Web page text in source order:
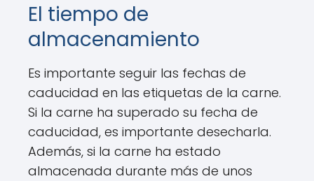
El tiempo de
almacenamiento
Es importante seguir las fechas de
caducidad en las etiquetas de la carne.
Si la carne ha superado su fecha de
caducidad, es importante desecharla.
Además, si la carne ha estado
almacenada durante más de unos